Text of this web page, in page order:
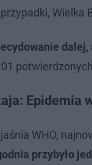
Wielka
dalej,
Epidemia
WHO,
przybyło